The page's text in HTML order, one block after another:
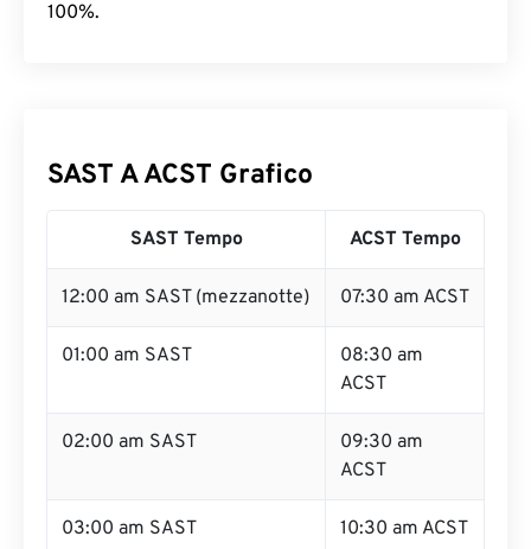
100%.
SAST A ACST Grafico
SAST Tempo ACST Tempo
12:00 am SAST (mezzanotte) 07:30 am ACST
01:00 am SAST
08:30 am
ACST
02:00 am SAST
09:30 am
ACST
03:00 am SAST 10:30 am ACST